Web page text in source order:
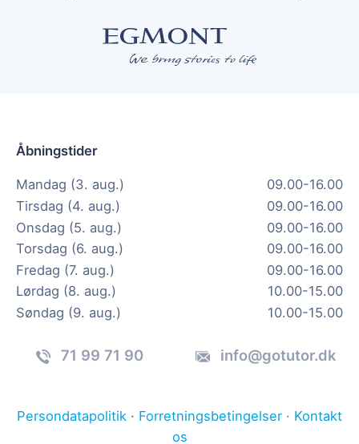
Åbningstider
Mandag (3. aug.)
09.00-16.00
Tirsdag (4. aug.)
09.00-16.00
Onsdag (5. aug.)
09.00-16.00
Torsdag (6. aug.)
09.00-16.00
Fredag (7. aug.)
09.00-16.00
Lørdag (8. aug.)
10.00-15.00
Søndag (9. aug.)
10.00-15.00
71 99 71 90 info@gotutor.dk
Persondatapolitik · Forretningsbetingelser · Kontakt
os